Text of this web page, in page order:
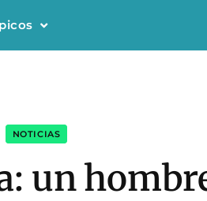
NOTICIAS
un